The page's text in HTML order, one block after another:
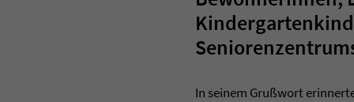
In seinem Grußwort